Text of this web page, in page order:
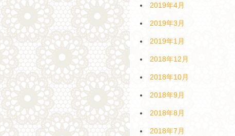
2019年4月
2019年3月
2019年1月
2018年12月
2018年10月
2018年9月
2018年8月
2018年7月